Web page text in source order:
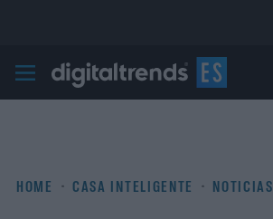
Digital Trends Español
HOME CASA INTELIGENTE NOTICIAS